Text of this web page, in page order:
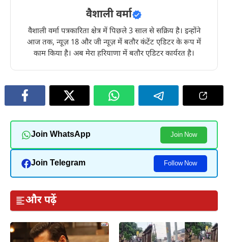
वैशाली वर्मा
वैशाली वर्मा पत्रकारिता क्षेत्र में पिछले 3 साल से सक्रिय है। इन्होंने
आज तक, न्यूज़ 18 और जी न्यूज़ में बतौर कंटेंट एडिटर के रूप में
काम किया है। अब मेरा हरियाणा में बतौर एडिटर कार्यरत है।
Join WhatsApp Join Now
Join Telegram Follow Now
और पढ़ें